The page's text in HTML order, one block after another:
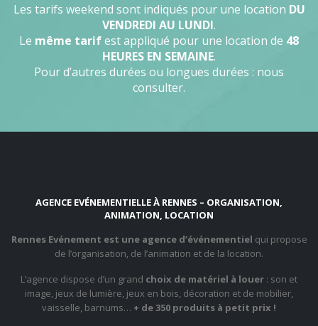
Les tarifs weekend sont indiqués pour une location DU
VENDREDI AU LUNDI.
Le même tarifest appliqué pour une location de 48
HEURES EN SEMAINE.
Pour d’autres durées ou longues durées : nous
consulter.
AGENCE EVÉNEMENTIELLE À RENNES – ORGANISATION,
ANIMATION, LOCATION
Rennes Evénement est une agence d’événementiel qui propose
de l’organisation, de l’animation et de la location.
L’agence dispose d’un grand choix de matériel à louer : son et
image, jeux de lumière, jeux en bois, décoration et de mobilier,
vaisselle, barnums… + de 350 produits à petit prix !